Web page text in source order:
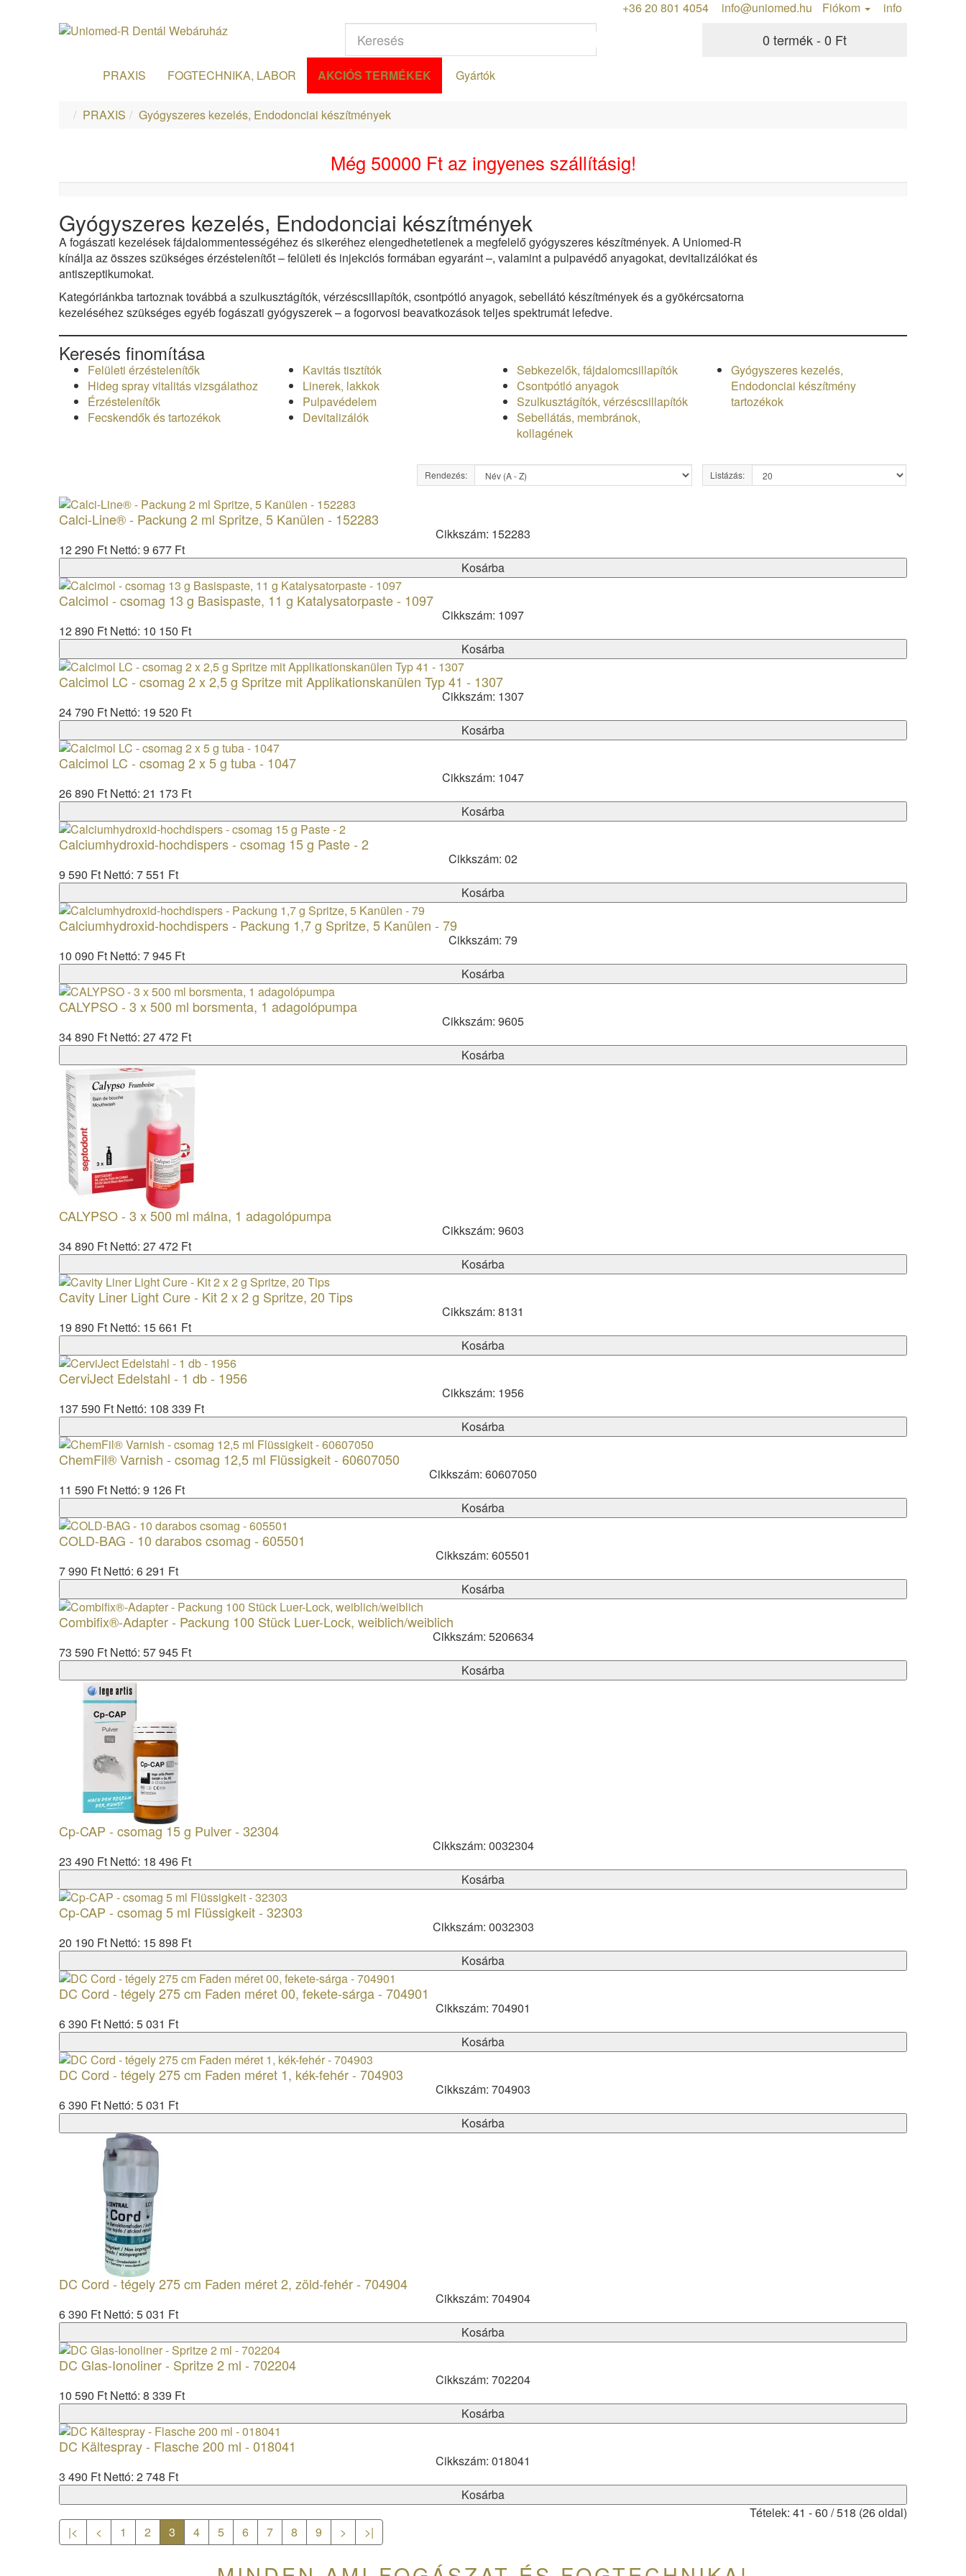
+36 20 801 4054 info@uniomed.hu Fiókom info
0 termék - 0 Ft
PRAXIS FOGTECHNIKA, LABOR AKCIÓS TERMÉKEK Gyártók
PRAXIS Gyógyszeres kezelés, Endodonciai készítmények
Még 50000 Ft az ingyenes szállításig!
Gyógyszeres kezelés, Endodonciai készítmények
A fogászati kezelések fájdalommentességéhez és sikeréhez elengedhetetlenek a megfelelő gyógyszeres készítmények. A Uniomed-R
kínálja az összes szükséges érzéstelenítőt – felületi és injekciós formában egyaránt –, valamint a pulpavédő anyagokat, devitalizálókat és
antiszeptikumokat.
Kategóriánkba tartoznak továbbá a szulkusztágítók, vérzéscsillapítók, csontpótló anyagok, sebellátó készítmények és a gyökércsatorna
kezeléséhez szükséges egyéb fogászati gyógyszerek – a fogorvosi beavatkozások teljes spektrumát lefedve.
Keresés finomítása
Felületi érzéstelenítők
Hideg spray vitalitás vizsgálathoz
Érzéstelenítők
Fecskendők és tartozékok
Kavitás tisztítók
Linerek, lakkok
Pulpavédelem
Devitalizálók
Sebkezelők, fájdalomcsillapítók
Csontpótló anyagok
Szulkusztágítók, vérzéscsillapítók
Sebellátás, membránok,
kollagének
Gyógyszeres kezelés,
Endodonciai készítmény
tartozékok
Rendezés: Listázás:
Calci-Line® - Packung 2 ml Spritze, 5 Kanülen - 152283
Cikkszám: 152283
12 290 Ft Nettó: 9 677 Ft
Kosárba
Calcimol - csomag 13 g Basispaste, 11 g Katalysatorpaste - 1097
Cikkszám: 1097
12 890 Ft Nettó: 10 150 Ft
Kosárba
Calcimol LC - csomag 2 x 2,5 g Spritze mit Applikationskanülen Typ 41 - 1307
Cikkszám: 1307
24 790 Ft Nettó: 19 520 Ft
Kosárba
Calcimol LC - csomag 2 x 5 g tuba - 1047
Cikkszám: 1047
26 890 Ft Nettó: 21 173 Ft
Kosárba
Calciumhydroxid-hochdispers - csomag 15 g Paste - 2
Cikkszám: 02
9 590 Ft Nettó: 7 551 Ft
Kosárba
Calciumhydroxid-hochdispers - Packung 1,7 g Spritze, 5 Kanülen - 79
Cikkszám: 79
10 090 Ft Nettó: 7 945 Ft
Kosárba
CALYPSO - 3 x 500 ml borsmenta, 1 adagolópumpa
Cikkszám: 9605
34 890 Ft Nettó: 27 472 Ft
Kosárba
CALYPSO - 3 x 500 ml málna, 1 adagolópumpa
Cikkszám: 9603
34 890 Ft Nettó: 27 472 Ft
Kosárba
Cavity Liner Light Cure - Kit 2 x 2 g Spritze, 20 Tips
Cikkszám: 8131
19 890 Ft Nettó: 15 661 Ft
Kosárba
CerviJect Edelstahl - 1 db - 1956
Cikkszám: 1956
137 590 Ft Nettó: 108 339 Ft
Kosárba
ChemFil® Varnish - csomag 12,5 ml Flüssigkeit - 60607050
Cikkszám: 60607050
11 590 Ft Nettó: 9 126 Ft
Kosárba
COLD-BAG - 10 darabos csomag - 605501
Cikkszám: 605501
7 990 Ft Nettó: 6 291 Ft
Kosárba
Combifix®-Adapter - Packung 100 Stück Luer-Lock, weiblich/weiblich
Cikkszám: 5206634
73 590 Ft Nettó: 57 945 Ft
Kosárba
Cp-CAP - csomag 15 g Pulver - 32304
Cikkszám: 0032304
23 490 Ft Nettó: 18 496 Ft
Kosárba
Cp-CAP - csomag 5 ml Flüssigkeit - 32303
Cikkszám: 0032303
20 190 Ft Nettó: 15 898 Ft
Kosárba
DC Cord - tégely 275 cm Faden méret 00, fekete-sárga - 704901
Cikkszám: 704901
6 390 Ft Nettó: 5 031 Ft
Kosárba
DC Cord - tégely 275 cm Faden méret 1, kék-fehér - 704903
Cikkszám: 704903
6 390 Ft Nettó: 5 031 Ft
Kosárba
DC Cord - tégely 275 cm Faden méret 2, zöld-fehér - 704904
Cikkszám: 704904
6 390 Ft Nettó: 5 031 Ft
Kosárba
DC Glas-Ionoliner - Spritze 2 ml - 702204
Cikkszám: 702204
10 590 Ft Nettó: 8 339 Ft
Kosárba
DC Kältespray - Flasche 200 ml - 018041
Cikkszám: 018041
3 490 Ft Nettó: 2 748 Ft
Kosárba
|< < 1 2 3 4 5 6 7 8 9 > >|
Tételek: 41 - 60 / 518 (26 oldal)